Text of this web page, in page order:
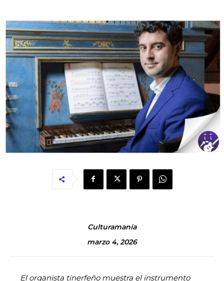
Culturamanía
marzo 4, 2026
El organista tinerfeño muestra el instrumento